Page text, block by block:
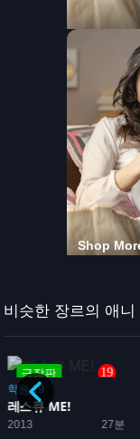
비슷한 장르의 애니
극장판 19
학원 19
2013 27분
레스큐 ME!